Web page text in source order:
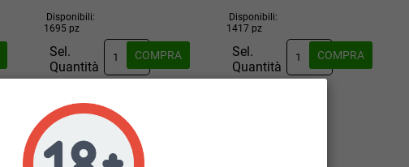
Disponibili:
1695 pz
Sel.
Quantità
CARRELLO
COMPRA
Disponibili:
1417 pz
Sel.
Quantità
COMPRA